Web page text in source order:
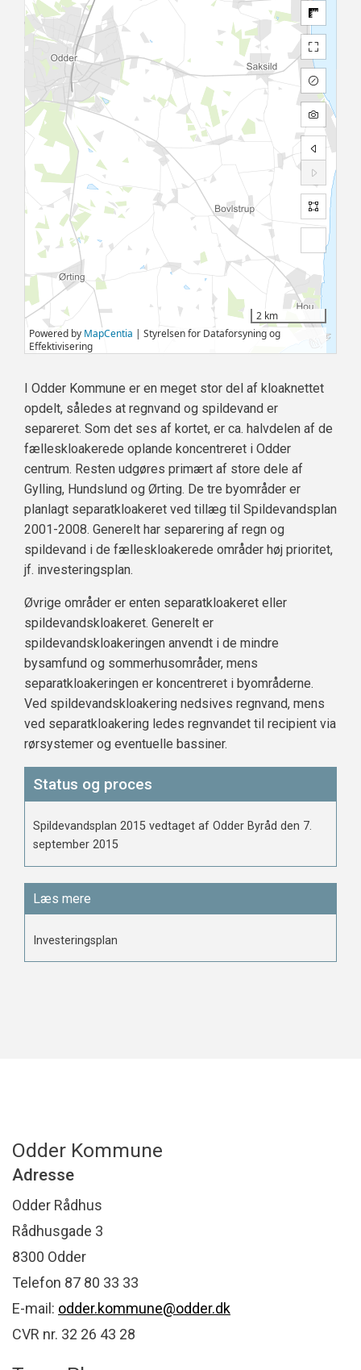
I Odder Kommune er en meget stor del af kloaknettet
opdelt, således at regnvand og spildevand er
separeret. Som det ses af kortet, er ca. halvdelen af de
fælleskloakerede oplande koncentreret i Odder
centrum. Resten udgøres primært af store dele af
Gylling, Hundslund og Ørting. De tre byområder er
planlagt separatkloakeret ved tillæg til Spildevandsplan
2001-2008. Generelt har separering af regn og
spildevand i de fælleskloakerede områder høj prioritet,
jf. investeringsplan.
Øvrige områder er enten separatkloakeret eller
spildevandskloakeret. Generelt er
spildevandskloakeringen anvendt i de mindre
bysamfund og sommerhusområder, mens
separatkloakeringen er koncentreret i byområderne.
Ved spildevandskloakering nedsives regnvand, mens
ved separatkloakering ledes regnvandet til recipient via
rørsystemer og eventuelle bassiner.
Status og proces
Spildevandsplan 2015 vedtaget af Odder Byråd den 7.
september 2015
Læs mere
Investeringsplan
Odder Kommune
Adresse
Odder Rådhus
Rådhusgade 3
8300 Odder
Telefon 87 80 33 33
E-mail: odder.kommune@odder.dk
CVR nr. 32 26 43 28